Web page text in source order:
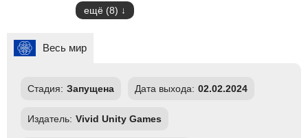
ещё (8)
Весь мир
Стадия: Запущена Дата выхода: 02.02.2024
Издатель: Vivid Unity Games